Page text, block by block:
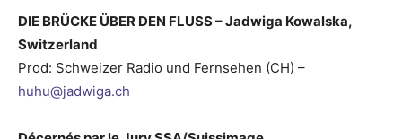
DIE BRÜCKE ÜBER DEN FLUSS– Jadwiga Kowalska,
Switzerland
Prod: Schweizer Radio und Fernsehen (CH) –
huhu@jadwiga.ch